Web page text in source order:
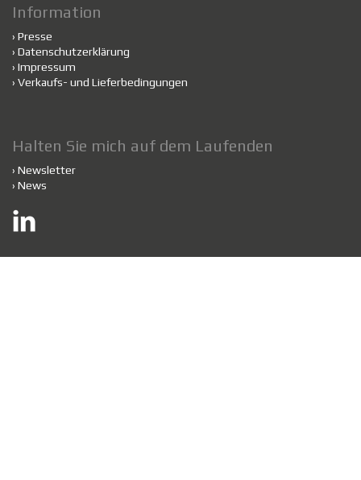
Information
› Presse
› Datenschutzerklärung
› Impressum
› Verkaufs- und Lieferbedingungen
Halten Sie mich auf dem Laufenden
› Newsletter
› News